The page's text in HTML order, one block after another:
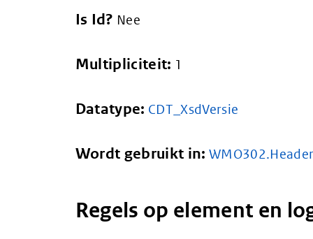
Is Id? Nee
Multipliciteit: 1
Datatype: CDT_XsdVersie
Wordt gebruikt in:
Regels op element en